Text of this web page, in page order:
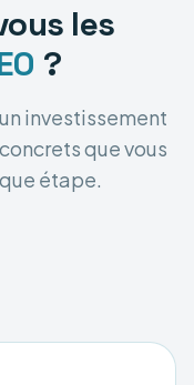
les
?
investissement
que vous
étape.